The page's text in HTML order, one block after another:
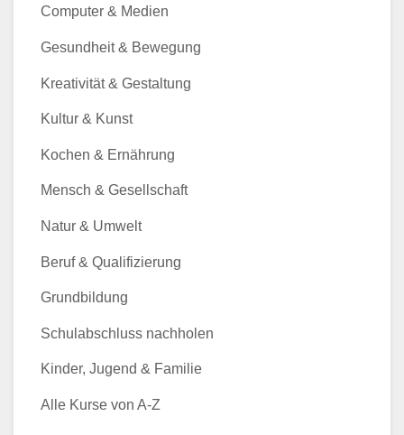
Computer & Medien
Gesundheit & Bewegung
Kreativität & Gestaltung
Kultur & Kunst
Kochen & Ernährung
Mensch & Gesellschaft
Natur & Umwelt
Beruf & Qualifizierung
Grundbildung
Schulabschluss nachholen
Kinder, Jugend & Familie
Alle Kurse von A-Z